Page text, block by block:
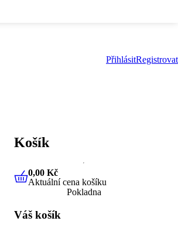
PřihlásitRegistrovat
Košík
0,00 KčAktuální cena košíku
0,00 Kč
Aktuální cena košíku
Pokladna
Váš košík